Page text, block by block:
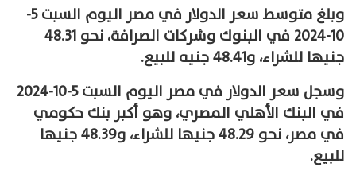
وبلغ متوسط سعر الدولار في مصر اليوم السبت 5-
10-2024 في البنوك وشركات الصرافة، نحو 48.31
جنيها للشراء، و48.41 جنيه للبيع.
وسجل سعر الدولار في مصر اليوم السبت 5-10-2024
في البنك الأهلي المصري، وهو أكبر بنك حكومي
في مصر، نحو 48.29 جنيها للشراء، و48.39 جنيها
للبيع.